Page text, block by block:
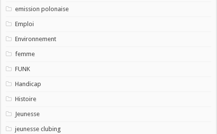
emission polonaise
Emploi
Environnement
femme
FUNK
Handicap
Histoire
Jeunesse
jeunesse clubing